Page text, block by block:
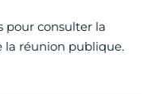
pour consulter la
la réunion publique.